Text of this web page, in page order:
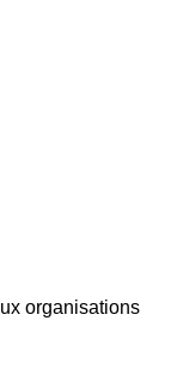
organisations